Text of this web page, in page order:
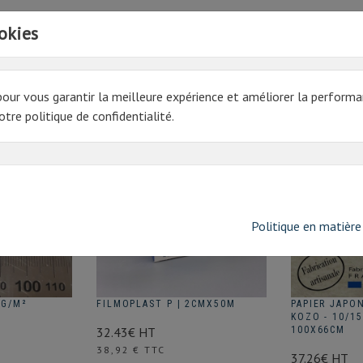
vous garantir la meilleure expérience et améliorer la
politique de confidentialité.
Politique en
M²
FILMOPLAST P | 2CMX50M
32.43€ HT
Prix
38,92 € TTC
PAPIER
KOZO - 10/
100X66CM
37.26€ HT